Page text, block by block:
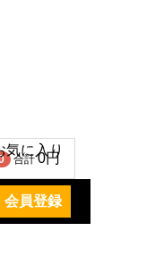
気に入り
会員登録
合計0円